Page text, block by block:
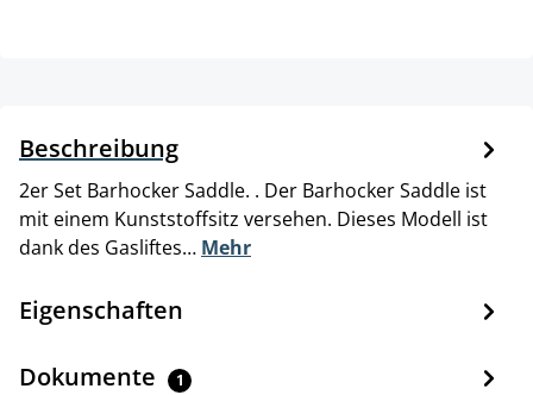
Beschreibung
2er Set Barhocker Saddle. . Der Barhocker Saddle ist
mit einem Kunststoffsitz versehen. Dieses Modell ist
dank des Gasliftes… Mehr
Eigenschaften
Dokumente 1